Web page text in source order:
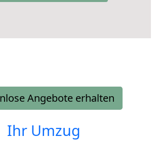
Angebote erhalten
Ihr Umzug